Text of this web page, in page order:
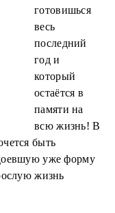
готовишься
весь
последний
год и
который
остаётся в
памяти на
всю жизнь! В
быть
уже форму
жизнь